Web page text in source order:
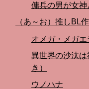
傭兵の男が女神
（あ～お）推しBL
オメガ・メガエ
異世界の沙汰
き）
ウノハナ